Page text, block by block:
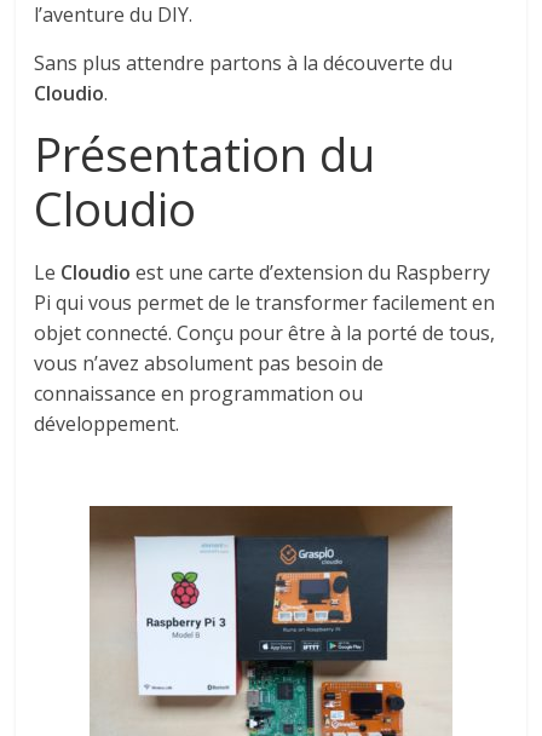
l’aventure du DIY.
Sans plus attendre partons à la découverte du
Cloudio.
Présentation du
Cloudio
Le Cloudio est une carte d’extension du Raspberry
Pi qui vous permet de le transformer facilement en
objet connecté. Conçu pour être à la porté de tous,
vous n’avez absolument pas besoin de
connaissance en programmation ou
développement.